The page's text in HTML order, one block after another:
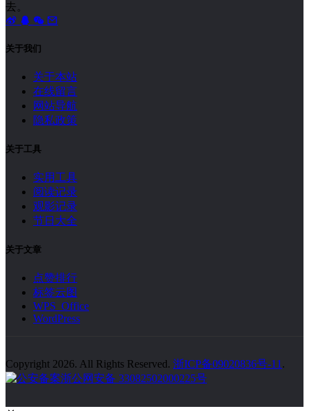
去。
关于我们
关于本站
在线留言
网站导航
隐私政策
关于工具
实用工具
阅读记录
观影记录
节日大全
关于文章
点赞排行
标签云图
WPS Office
WordPress
Copyright 2026. All Rights Reserved. 浙ICP备09020836号-11.
浙公网安备 33082502000225号